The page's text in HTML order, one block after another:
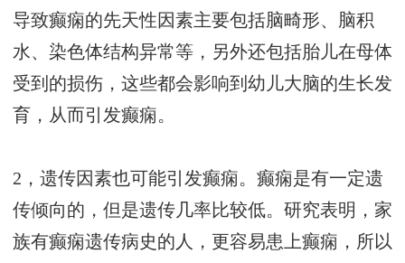
导致癫痫的先天性因素主要包括脑畸形、脑积
水、染色体结构异常等，另外还包括胎儿在母体
受到的损伤，这些都会影响到幼儿大脑的生长发
育，从而引发癫痫。
2，遗传因素也可能引发癫痫。癫痫是有一定遗
传倾向的，但是遗传几率比较低。研究表明，家
族有癫痫遗传病史的人，更容易患上癫痫，所以